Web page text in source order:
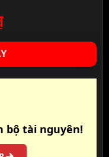
bộ tài nguyên!